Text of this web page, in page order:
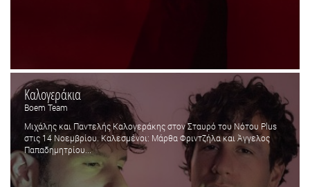
Καλογεράκια
Boem Team
Μιχάλης και Παντελής Καλογεράκης στον Σταυρό του Νότου Plus
στις 14 Νοεμβρίου. Καλεσμένοι: Μάρθα Φριντζήλα και Άγγελος
Παπαδημητρίου...